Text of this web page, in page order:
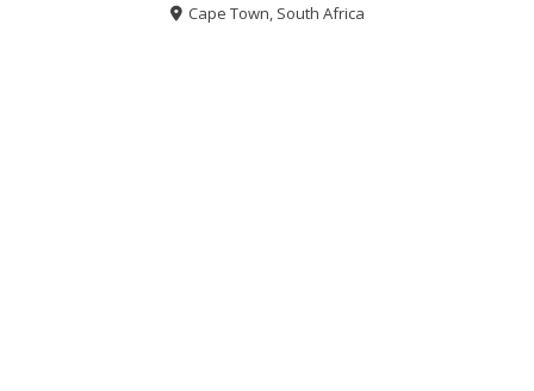
Cape Town, South Africa